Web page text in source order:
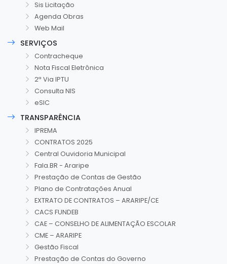
Sis Licitação
Agenda Obras
Web Mail
SERVIÇOS
Contracheque
Nota Fiscal Eletrônica
2ª Via IPTU
Consulta NIS
eSIC
TRANSPARÊNCIA
IPREMA
CONTRATOS 2025
Central Ouvidoria Municipal
Fala.BR - Araripe
Prestação de Contas de Gestão
Plano de Contratações Anual
EXTRATO DE CONTRATOS – ARARIPE/CE
CACS FUNDEB
CAE – CONSELHO DE ALIMENTAÇÃO ESCOLAR
CME – ARARIPE
Gestão Fiscal
Prestação de Contas do Governo